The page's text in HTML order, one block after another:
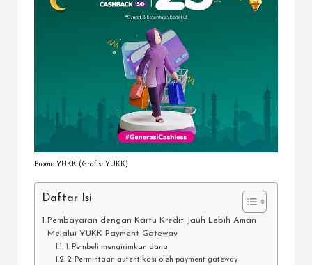
Promo YUKK (Grafis: YUKK)
Daftar Isi
Pembayaran dengan Kartu Kredit Jauh Lebih Aman
Melalui YUKK Payment Gateway
1. Pembeli mengirimkan dana
2. Permintaan autentikasi oleh payment gateway